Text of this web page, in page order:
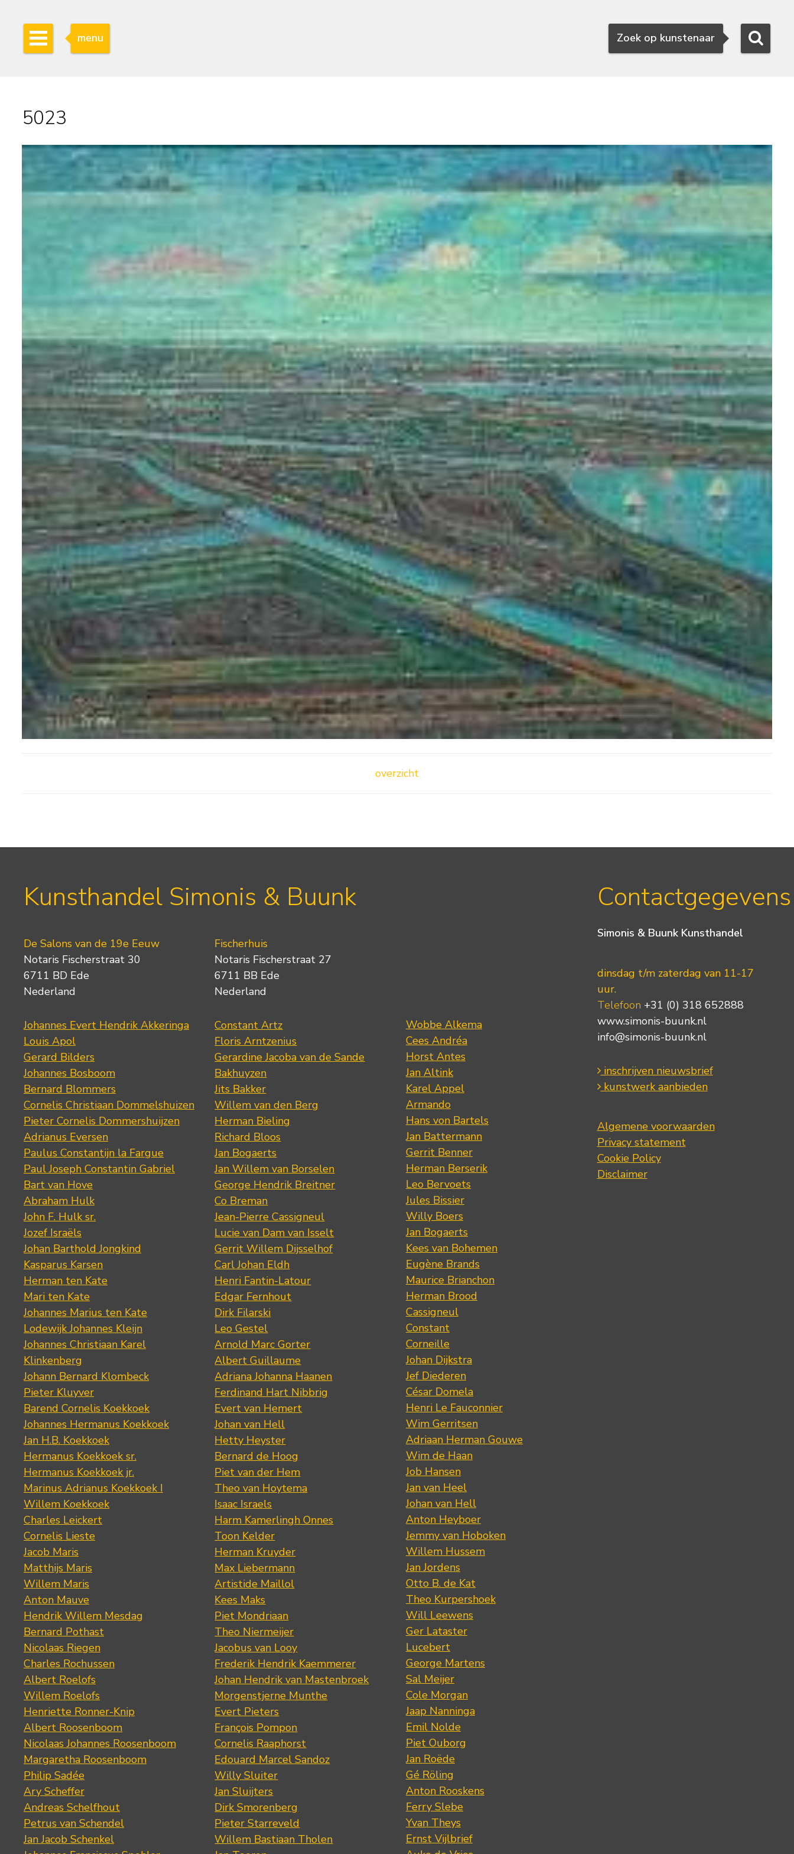
Zoeken
Zoek op kunstenaar
menu
5023
overzicht
Kunsthandel Simonis & Buunk
De Salons van de 19e Eeuw
Notaris Fischerstraat 30
6711 BD Ede
Nederland
Johannes Evert Hendrik Akkeringa
Louis Apol
Gerard Bilders
Johannes Bosboom
Bernard Blommers
Cornelis Christiaan Dommelshuizen
Pieter Cornelis Dommershuijzen
Adrianus Eversen
Paulus Constantijn la Fargue
Paul Joseph Constantin Gabriel
Bart van Hove
Abraham Hulk
John F. Hulk sr.
Jozef Israëls
Johan Barthold Jongkind
Kasparus Karsen
Herman ten Kate
Mari ten Kate
Johannes Marius ten Kate
Lodewijk Johannes Kleijn
Johannes Christiaan Karel
Klinkenberg
Johann Bernard Klombeck
Pieter Kluyver
Barend Cornelis Koekkoek
Johannes Hermanus Koekkoek
Jan H.B. Koekkoek
Hermanus Koekkoek sr.
Hermanus Koekkoek jr.
Marinus Adrianus Koekkoek I
Willem Koekkoek
Charles Leickert
Cornelis Lieste
Jacob Maris
Matthijs Maris
Willem Maris
Anton Mauve
Hendrik Willem Mesdag
Bernard Pothast
Nicolaas Riegen
Charles Rochussen
Albert Roelofs
Willem Roelofs
Henriette Ronner-Knip
Albert Roosenboom
Nicolaas Johannes Roosenboom
Margaretha Roosenboom
Philip Sadée
Ary Scheffer
Andreas Schelfhout
Petrus van Schendel
Jan Jacob Schenkel
Fischerhuis
Notaris Fischerstraat 27
6711 BB Ede
Nederland
Constant Artz
Floris Arntzenius
Gerardine Jacoba van de Sande
Bakhuyzen
Jits Bakker
Willem van den Berg
Herman Bieling
Richard Bloos
Jan Bogaerts
Jan Willem van Borselen
George Hendrik Breitner
Co Breman
Jean-Pierre Cassigneul
Lucie van Dam van Isselt
Gerrit Willem Dijsselhof
Carl Johan Eldh
Henri Fantin-Latour
Edgar Fernhout
Dirk Filarski
Leo Gestel
Arnold Marc Gorter
Albert Guillaume
Adriana Johanna Haanen
Ferdinand Hart Nibbrig
Evert van Hemert
Johan van Hell
Hetty Heyster
Bernard de Hoog
Piet van der Hem
Theo van Hoytema
Isaac Israels
Harm Kamerlingh Onnes
Toon Kelder
Herman Kruyder
Max Liebermann
Artistide Maillol
Kees Maks
Piet Mondriaan
Theo Niermeijer
Jacobus van Looy
Frederik Hendrik Kaemmerer
Johan Hendrik van Mastenbroek
Morgenstjerne Munthe
Evert Pieters
François Pompon
Cornelis Raaphorst
Edouard Marcel Sandoz
Willy Sluiter
Jan Sluijters
Dirk Smorenberg
Pieter Starreveld
Willem Bastiaan Tholen
Wobbe Alkema
Cees Andréa
Horst Antes
Jan Altink
Karel Appel
Armando
Hans von Bartels
Jan Battermann
Gerrit Benner
Herman Berserik
Leo Bervoets
Jules Bissier
Willy Boers
Jan Bogaerts
Kees van Bohemen
Eugène Brands
Maurice Brianchon
Herman Brood
Cassigneul
Constant
Corneille
Johan Dijkstra
Jef Diederen
César Domela
Henri Le Fauconnier
Wim Gerritsen
Adriaan Herman Gouwe
Wim de Haan
Job Hansen
Jan van Heel
Johan van Hell
Anton Heyboer
Jemmy van Hoboken
Willem Hussem
Jan Jordens
Otto B. de Kat
Theo Kurpershoek
Will Leewens
Ger Lataster
Lucebert
George Martens
Sal Meijer
Cole Morgan
Jaap Nanninga
Emil Nolde
Piet Ouborg
Jan Roëde
Gé Röling
Anton Rooskens
Ferry Slebe
Yvan Theys
Ernst Vijlbrief
Contactgegevens
Simonis & Buunk Kunsthandel
dinsdag t/m zaterdag van 11-17
uur.
Telefoon +31 (0) 318 652888
www.simonis-buunk.nl
info@simonis-buunk.nl
inschrijven nieuwsbrief
kunstwerk aanbieden
Algemene voorwaarden
Privacy statement
Cookie Policy
Disclaimer